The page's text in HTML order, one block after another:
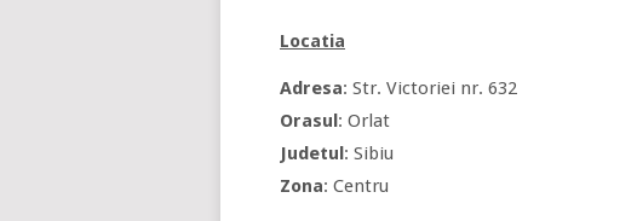
Locatia
Adresa: Str. Victoriei nr. 632
Orasul: Orlat
Judetul: Sibiu
Zona: Centru